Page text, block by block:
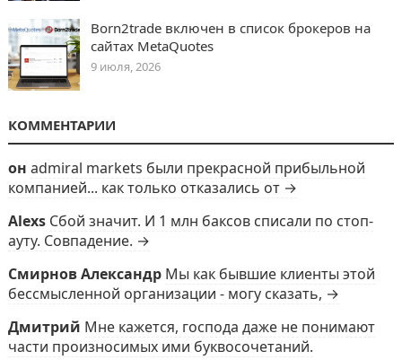
Born2trade включен в список брокеров на
сайтах MetaQuotes
9 июля, 2026
КОММЕНТАРИИ
он admiral markets были прекрасной прибыльной
компанией... как только отказались от →
Alexs Сбой значит. И 1 млн баксов списали по стоп-
ауту. Совпадение. →
Смирнов Александр Мы как бывшие клиенты этой
бессмысленной организации - могу сказать, →
Дмитрий Мне кажется, господа даже не понимают
части произносимых ими буквосочетаний.